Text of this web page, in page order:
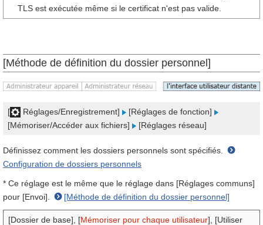
TLS est exécutée même si le certificat n'est pas valide.
[Méthode de définition du dossier personnel]
[ Réglages/Enregistrement]
[Réglages de fonction]
[Mémoriser/Accéder aux fichiers]
[Réglages réseau]
Définissez comment les dossiers personnels sont spécifiés.
Configuration de dossiers personnels
* Ce réglage est le même que le réglage dans [Réglages communs]
pour [Envoi].
[Méthode de définition du dossier personnel]
[Dossier de base], [Mémoriser pour chaque utilisateur], [Utiliser